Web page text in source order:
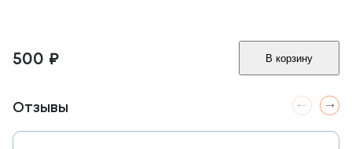
500 ₽ В корзину
Отзывы